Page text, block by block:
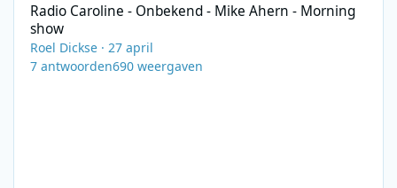
Radio Caroline - Onbekend - Mike Ahern - Morning
show
Roel Dickse · 27 april
7 antwoorden690 weergaven